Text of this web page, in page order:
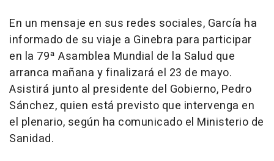
En un mensaje en sus redes sociales, García ha
informado de su viaje a Ginebra para participar
en la 79ª Asamblea Mundial de la Salud que
arranca mañana y finalizará el 23 de mayo.
Asistirá junto al presidente del Gobierno, Pedro
Sánchez, quien está previsto que intervenga en
el plenario, según ha comunicado el Ministerio de
Sanidad.